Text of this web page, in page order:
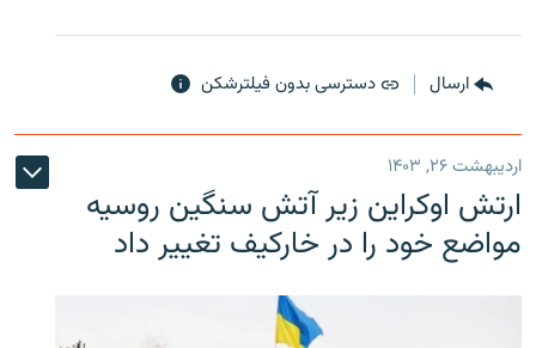
ارسال دسترسی بدون فیلترشکن
اردیبهشت ۲۶, ۱۴۰۳
ارتش اوکراین زیر آتش سنگین روسیه
مواضع خود را در خارکیف تغییر داد